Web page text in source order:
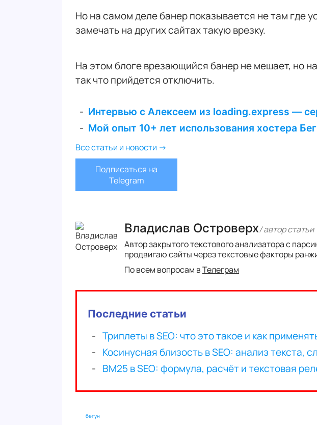
Но на самом деле банер показывается не там где
замечать на других сайтах такую врезку.
На этом блоге врезающийся банер не мешает, но
так что прийдется отключить.
Интервью с Алексеем из loading.express —
Мой опыт 10+ лет использования хостера
Все статьи и новости →
Подписаться на
Telegram
Владислав Островерх/ автор cтатьи
Автор закрытого текстового анализатора с
продвигаю сайты через текстовые факторы
По всем вопросам вТелеграм
Последние статьи
бегун